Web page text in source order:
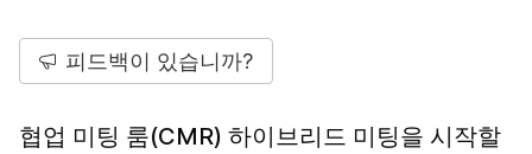
피드백이 있습니까?
협업 미팅 룸(CMR) 하이브리드 미팅을 시작할